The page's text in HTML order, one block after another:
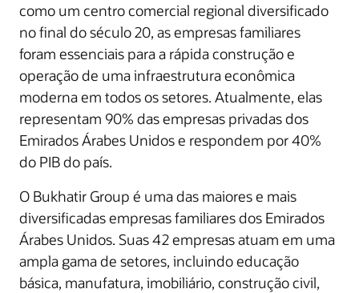
como um centro comercial regional diversificado
no final do século 20, as empresas familiares
foram essenciais para a rápida construção e
operação de uma infraestrutura econômica
moderna em todos os setores. Atualmente, elas
representam 90% das empresas privadas dos
Emirados Árabes Unidos e respondem por 40%
do PIB do país.
O Bukhatir Group é uma das maiores e mais
diversificadas empresas familiares dos Emirados
Árabes Unidos. Suas 42 empresas atuam em uma
ampla gama de setores, incluindo educação
básica, manufatura, imobiliário, construção civil,